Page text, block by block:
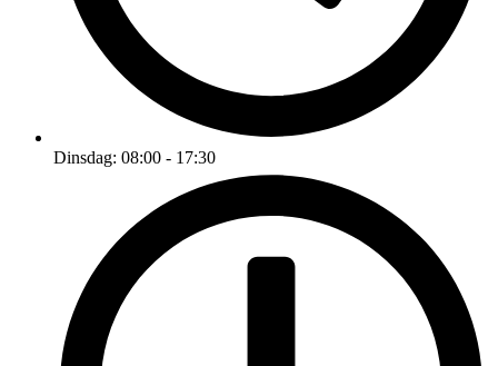
Dinsdag: 08:00 - 17:30